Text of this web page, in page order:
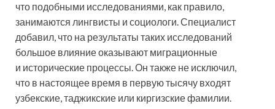
что подобными исследованиями, как правило,
занимаются лингвисты и социологи. Специалист
добавил, что на результаты таких исследований
большое влияние оказывают миграционные
и исторические процессы. Он также не исключил,
что в настоящее время в первую тысячу входят
узбекские, таджикские или киргизские фамилии.